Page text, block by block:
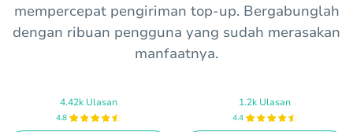
mempercepat pengiriman top-up. Bergabunglah
dengan ribuan pengguna yang sudah merasakan
manfaatnya.
4.42k Ulasan
4.8
1.2k Ulasan
4.4